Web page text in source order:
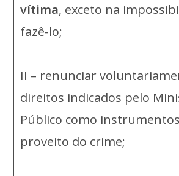
vítima, exceto na
fazê-lo;
II – renunciar
direitos indicados pelo
Público como
proveito do crime;